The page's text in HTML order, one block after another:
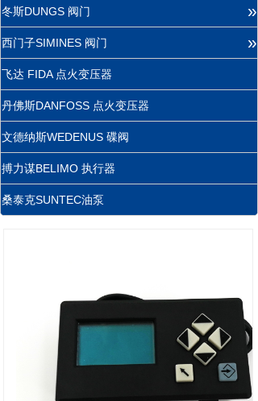
冬斯DUNGS 阀门 »
西门子SIMINES 阀门 »
飞达 FIDA 点火变压器
丹佛斯DANFOSS 点火变压器
文德纳斯WEDENUS 碟阀
搏力谋BELIMO 执行器
桑泰克SUNTEC油泵